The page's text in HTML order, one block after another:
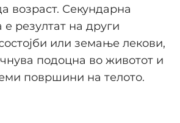
возраст. Секундарна
резултат на други
или земање лекови,
подоцна во животот и
површини на телото.